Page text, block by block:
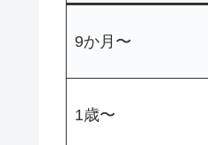
9か月〜
1歳〜